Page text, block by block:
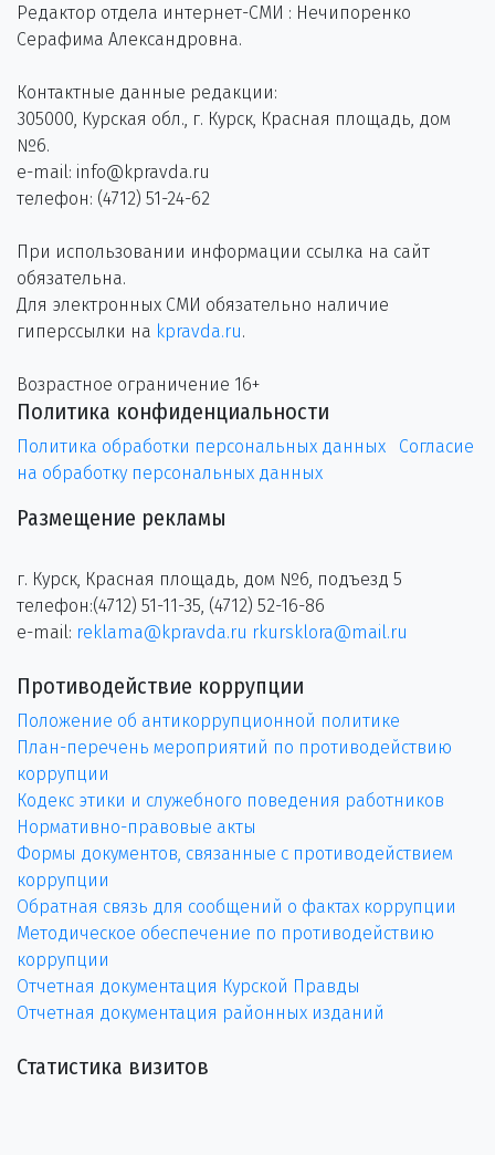
Редактор отдела интернет-СМИ : Нечипоренко
Серафима Александровна.
Контактные данные редакции:
305000, Курская обл., г. Курск, Красная площадь, дом
№6.
e-mail: info@kpravda.ru
телефон: (4712) 51-24-62
При использовании информации ссылка на сайт
обязательна.
Для электронных СМИ обязательно наличие
гиперссылки на kpravda.ru.
Возрастное ограничение 16+
Политика конфиденциальности
Политика обработки персональных данных
Согласие
на обработку персональных данных
Размещение рекламы
г. Курск, Красная площадь, дом №6, подъезд 5
телефон:(4712) 51-11-35, (4712) 52-16-86
e-mail: reklama@kpravda.ru rkursklora@mail.ru
Противодействие коррупции
Положение об антикоррупционной политике
План-перечень мероприятий по противодействию
коррупции
Кодекс этики и служебного поведения работников
Нормативно-правовые акты
Формы документов, связанные с противодействием
коррупции
Обратная связь для сообщений о фактах коррупции
Методическое обеспечение по противодействию
коррупции
Отчетная документация Курской Правды
Отчетная документация районных изданий
Статистика визитов